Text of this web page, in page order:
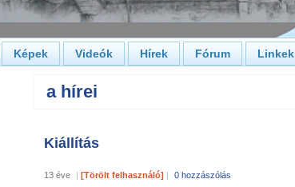
Képek Videók Hírek Fórum Linkek
a hírei
Kiállítás
13 éve | [Törölt felhasználó] | 0 hozzászólás